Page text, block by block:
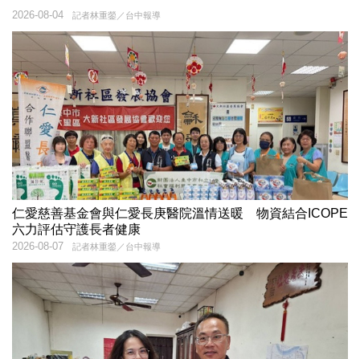
記者林重鎣／台中報導
2026-08-04
仁愛慈善基金會與仁愛長庚醫院溫情送暖 物資結合ICOPE
六力評估守護長者健康
記者林重鎣／台中報導
2026-08-07